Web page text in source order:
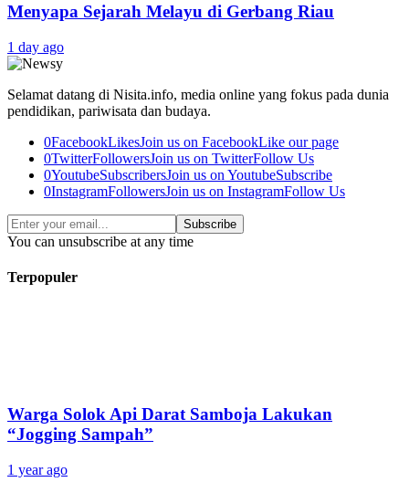
Menyapa Sejarah Melayu di Gerbang Riau
1 day ago
Selamat datang di Nisita.info, media online yang fokus pada dunia
pendidikan, pariwisata dan budaya.
0FacebookLikesJoin us on FacebookLike our page
0TwitterFollowersJoin us on TwitterFollow Us
0YoutubeSubscribersJoin us on YoutubeSubscribe
0InstagramFollowersJoin us on InstagramFollow Us
Subscribe
You can unsubscribe at any time
Terpopuler
Warga Solok Api Darat Samboja Lakukan
“Jogging Sampah”
1 year ago